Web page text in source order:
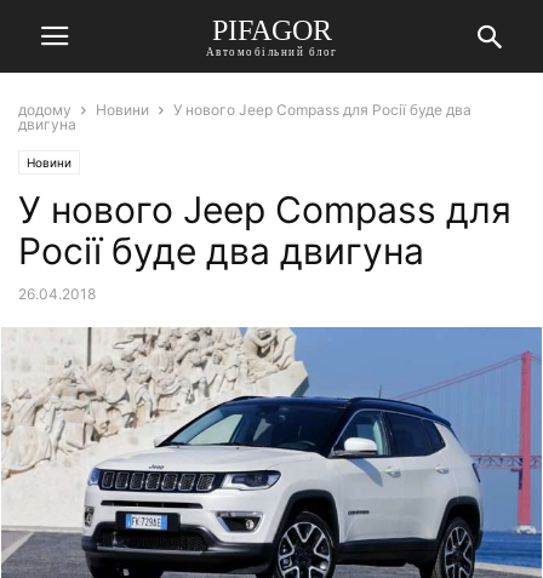
PIFAGOR
Автомобільний блог
додому Новини
У нового Jeep Compass для Росії буде два
двигуна
Новини
У нового Jeep Compass для
Росії буде два двигуна
26.04.2018